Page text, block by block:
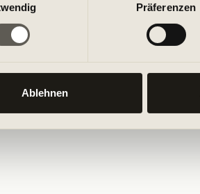
gesammelt haben.
Präferenzen
Ablehnen